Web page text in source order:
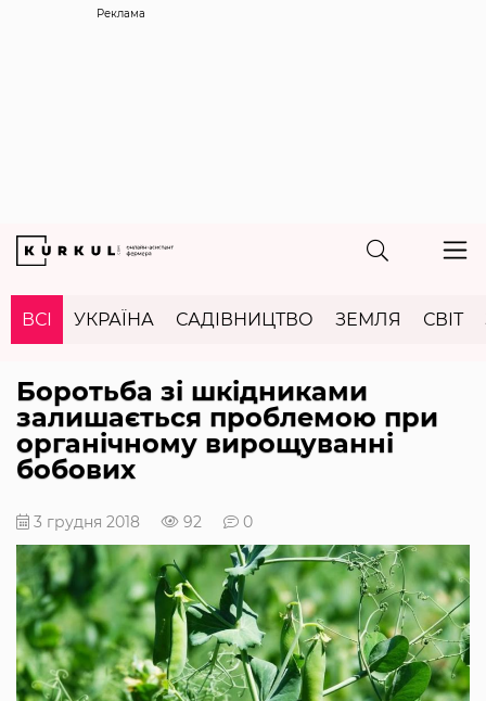
Реклама
ВСІ УКРАЇНА САДІВНИЦТВО ЗЕМЛЯ СВІТ
Боротьба зі шкідниками
залишається проблемою при
органічному вирощуванні
бобових
3 грудня 2018 92 0